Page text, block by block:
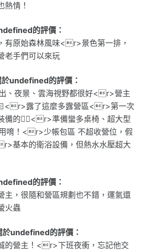
熱情！
的評價：
有原始森林風味<r>景色第一排，
老手們可以來玩
undefined的評價：
、夜景、雲海視野都很好<r>營主
露了這麼多露營區<r>第一次
備的👍🏻<r>準備蠻多桌椅、超大型
唷！<r>少帳包區 不超收營位，假
基本的衛浴設備，但熱水水壓超大
的評價：
主，很隨和營區規劃也不錯，運氣還
火蟲
undefined的評價：
的營主！<r>下班夜衝，忘記他交